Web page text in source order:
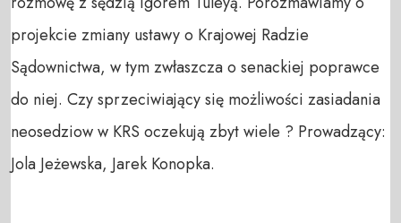
projekcie zmiany ustawy o Krajowej Radzie
Sądownictwa, w tym zwłaszcza o senackiej poprawce
do niej. Czy sprzeciwiający się możliwości zasiadania
neosedziow w KRS oczekują zbyt wiele ? Prowadzący:
Jola Jeżewska, Jarek Konopka.